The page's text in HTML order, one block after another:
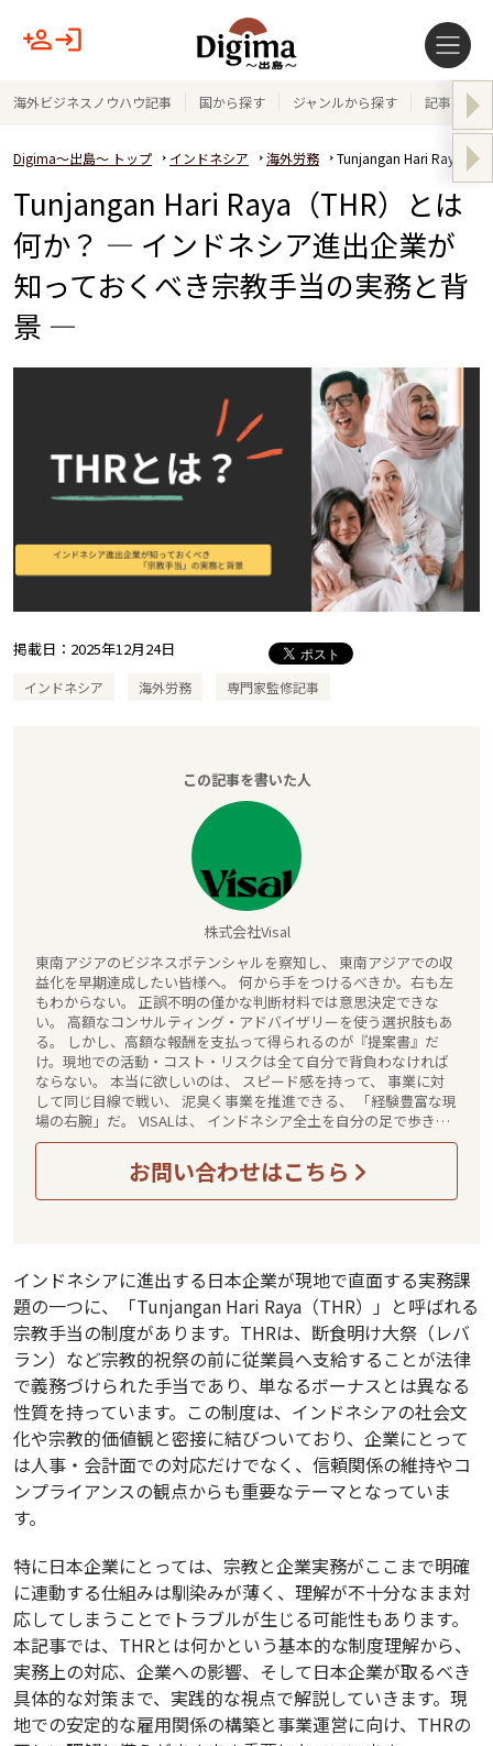
海外ビジネスノウハウ記事 国から探す ジャンルから探す 記事テー
Digima～出島～ トップ インドネシア 海外労務 Tunjangan Hari Raya（
Tunjangan Hari Raya（THR）とは
何か？ ― インドネシア進出企業が
知っておくべき宗教手当の実務と背
景 ―
掲載日： 2025年12月24日
インドネシア 海外労務 専門家監修記事
この記事を書いた人
株式会社Visal
東南アジアのビジネスポテンシャルを察知し、 東南アジアでの収
益化を早期達成したい皆様へ。 何から手をつけるべきか。右も左
もわからない。 正誤不明の僅かな判断材料では意思決定できな
い。 高額なコンサルティング・アドバイザリーを使う選択肢もあ
る。 しかし、高額な報酬を支払って得られるのが『提案書』だ
け。現地での活動・コスト・リスクは全て自分で背負わなければ
ならない。 本当に欲しいのは、 スピード感を持って、 事業に対
して同じ目線で戦い、 泥臭く事業を推進できる、 「経験豊富な現
場の右腕」だ。 VISALは、 インドネシア全土を自分の足で歩き、
実際にビジネスを動かしてきた経験がある 日系企業のインドネシ
ア進出を 情報と実行力で成功へ導く 日本唯一の「現場に立つ実行
者であり共動伴走者」です。
お問い合わせはこちら
インドネシアに進出する日本企業が現地で直面する実務課
題の一つに、「Tunjangan Hari Raya（THR）」と呼ばれる
宗教手当の制度があります。THRは、断食明け大祭（レバ
ラン）など宗教的祝祭の前に従業員へ支給することが法律
で義務づけられた手当であり、単なるボーナスとは異なる
性質を持っています。この制度は、インドネシアの社会文
化や宗教的価値観と密接に結びついており、企業にとって
は人事・会計面での対応だけでなく、信頼関係の維持やコ
ンプライアンスの観点からも重要なテーマとなっていま
す。
特に日本企業にとっては、宗教と企業実務がここまで明確
に連動する仕組みは馴染みが薄く、理解が不十分なまま対
応してしまうことでトラブルが生じる可能性もあります。
本記事では、THRとは何かという基本的な制度理解から、
実務上の対応、企業への影響、そして日本企業が取るべき
具体的な対策まで、実践的な視点で解説していきます。現
地での安定的な雇用関係の構築と事業運営に向け、THRの